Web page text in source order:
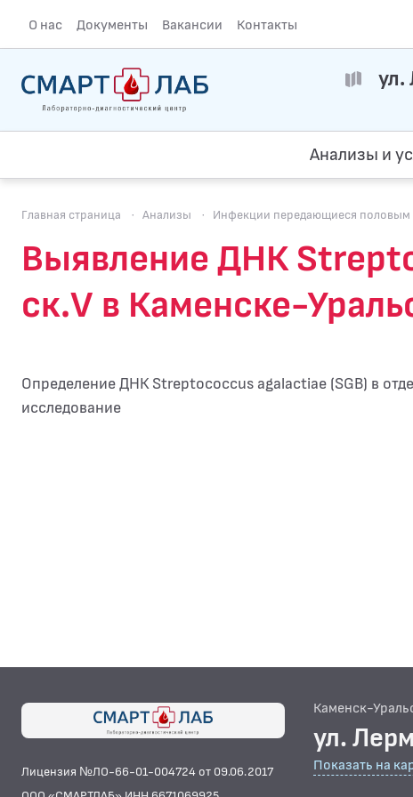
О нас Документы Вакансии Контакты
ул.
Анализы и
Главная страница · Анализы · Инфекции передающиеся половым
Выявление ДНК
ск.V в Каменске-
Определение ДНК Streptococcus agalactiae (SGB) в
исследование
Лицензия №ЛО-66-01-004724 от 09.06.2017
Каменск-
ул.
Показать на